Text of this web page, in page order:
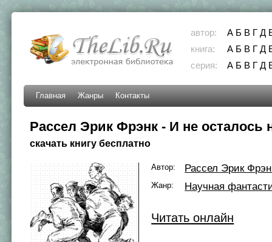
автор: А Б В Г Д
книга:
А Б В Г Д
серия:
А Б В Г Д
Главная Жанры Контакты
Рассел Эрик Фрэнк - И не осталось
скачать книгу бесплатно
Автор: Рассел Эрик
Жанр: Научная
Читать онлайн